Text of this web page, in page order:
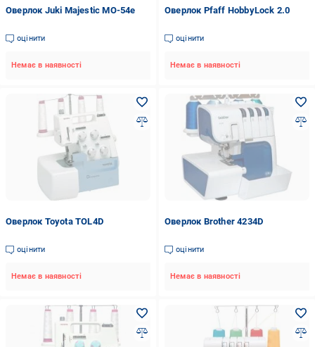
Оверлок Juki Majestic MO-54e
оцінити
Немає в наявності
Оверлок Pfaff HobbyLock 2.0
оцінити
Немає в наявності
Оверлок Toyota TOL4D
оцінити
Немає в наявності
Оверлок Brother 4234D
оцінити
Немає в наявності